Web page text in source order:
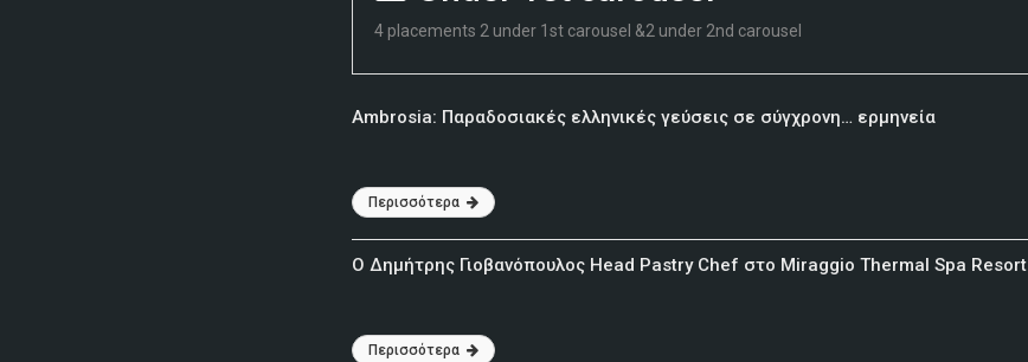
4 placements 2 under 1st carousel &2 under 2nd carousel
Ambrosia: Παραδοσιακές ελληνικές γεύσεις σε σύγχρονη… ερμηνεία
Περισσότερα
O Δημήτρης Γιοβανόπουλος Head Pastry Chef στο Miraggio Thermal Spa Resort
Περισσότερα